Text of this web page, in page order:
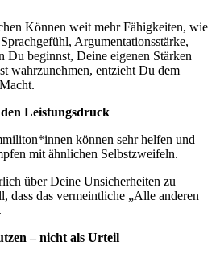
Können weit mehr Fähigkeiten, wie
Argumentationsstärke,
Du beginnst, Deine eigenen Stärken
wahrzunehmen, entzieht Du dem
Leistungsdruck
können sehr helfen und
mit ähnlichen Selbstzweifeln.
über Deine Unsicherheiten zu
dass das vermeintliche „Alle anderen
– nicht als Urteil